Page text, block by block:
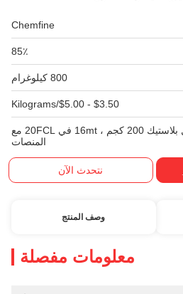
Chemfine
85٪
800 كيلوغرام
$3.50 - $5.00/Kilograms
برميل بلاستيك 200 كجم ، 16mt في 20FCL مع
المنصات
نتحدث الآن
وصف المنتج
معلومات مفصلة